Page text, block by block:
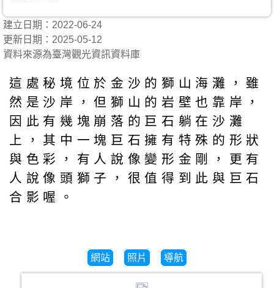
建立日期：2022-06-24
更新日期：2025-05-12
資料來源為臺灣觀光資訊資料庫
這處秘境位於金沙的獅山海灘，雖
然是沙岸，但獅山的岩壁也靠岸，
因此有幾塊崩落的巨石躺在沙灘
上，其中一塊巨石擁有特殊的形狀
與色彩，有人說像變形金剛，更有
人說像頭獅子，很值得到此與巨石
合影喔。
網站 照片 導航